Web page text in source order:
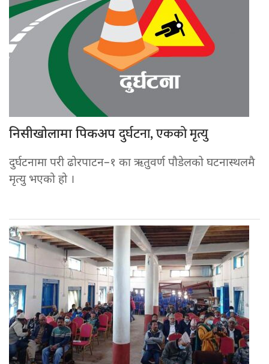
निसीखोलामा पिकअपदुर्घटना, एकको मृत्यु
दुर्घटनामा परी ढोरपाटन–१ का ऋतुवर्ण पौडेलको घटनास्थलमै
मृत्यु भएको हो ।